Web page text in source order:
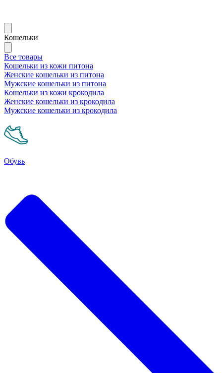
Кошельки
Все товары
Кошельки из кожи питона
Женские кошельки из питона
Мужские кошельки из питона
Кошельки из кожи крокодила
Женские кошельки из крокодила
Мужские кошельки из крокодила
Обувь